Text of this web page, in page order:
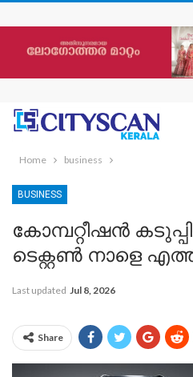
Home business
BUSINESS
കോമ്പറ്റീഷൻ
ടെക്റ്റൺ നാളെ
Last updated Jul 8, 2026
Share